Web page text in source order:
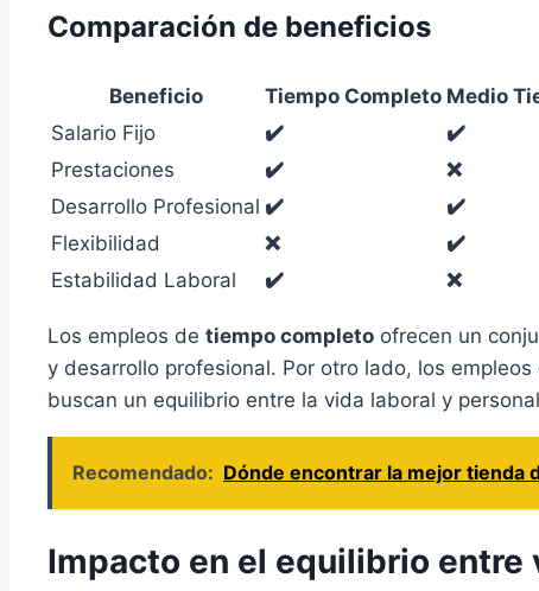
Comparación de beneficios
Beneficio Tiempo Completo Medio
Salario Fijo
✔️
✔️
Prestaciones
✔️
❌
Desarrollo Profesional ✔️
✔️
Flexibilidad
❌
✔️
Estabilidad Laboral
✔️ ❌
Los empleos de tiempo completo ofrecen un
y desarrollo profesional. Por otro lado, los empleos
buscan un equilibrio entre la vida laboral y
Recomendado: Dónde encontrar la mejor tienda
Impacto en el equilibrio entre